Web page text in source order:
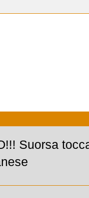
Suorsa